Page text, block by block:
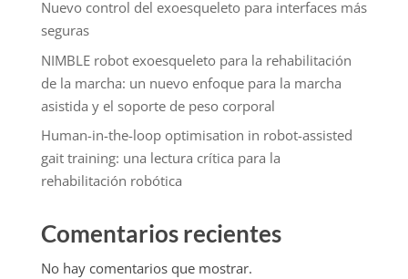
Nuevo control del exoesqueleto para interfaces más
seguras
NIMBLE robot exoesqueleto para la rehabilitación
de la marcha: un nuevo enfoque para la marcha
asistida y el soporte de peso corporal
Human-in-the-loop optimisation in robot-assisted
gait training: una lectura crítica para la
rehabilitación robótica
Comentarios recientes
No hay comentarios que mostrar.